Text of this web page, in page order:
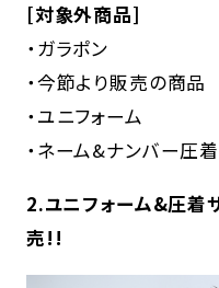
[対象外商品]
・ガラポン
・今節より販売の商品
・ユニフォーム
・ネーム&ナンバー圧
2.ユニフォーム&圧着
売!!